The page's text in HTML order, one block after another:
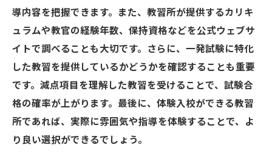
導内容を把握できます。また、教習所が提供するカリキ
ュラムや教官の経験年数、保持資格などを公式ウェブサ
イトで調べることも大切です。さらに、一発試験に特化
した教習を提供しているかどうかを確認することも重要
です。減点項目を理解した教習を受けることで、試験合
格の確率が上がります。最後に、体験入校ができる教習
所であれば、実際に雰囲気や指導を体験することで、よ
り良い選択ができるでしょう。